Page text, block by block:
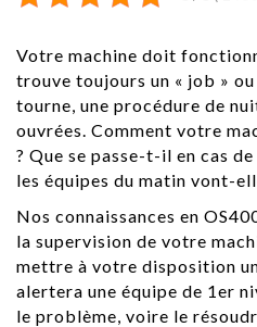
Votre machine doit
trouve toujours un « job »
tourne, une procédure de
ouvrées. Comment votre
? Que se passe-t-il en cas
les équipes du matin vont-
Nos connaissances en
la supervision de votre
mettre à votre disposition
alertera une équipe de 1er
le problème, voire le